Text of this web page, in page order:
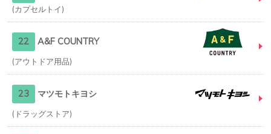
カプセルトイ
22 A&F COUNTRY
アウトドア用品
23 マツモトキヨシ
ドラッグストア